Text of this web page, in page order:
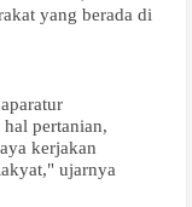
yang berada di
pertanian,
kerjakan
ujarnya